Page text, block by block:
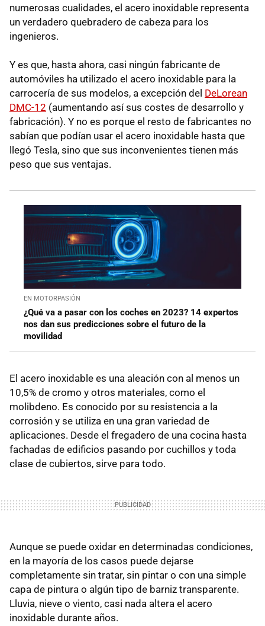
numerosas cualidades, el acero inoxidable representa
un verdadero quebradero de cabeza para los
ingenieros.
Y es que, hasta ahora, casi ningún fabricante de
automóviles ha utilizado el acero inoxidable para la
carrocería de sus modelos, a excepción del DeLorean
DMC-12 (aumentando así sus costes de desarrollo y
fabricación). Y no es porque el resto de fabricantes no
sabían que podían usar el acero inoxidable hasta que
llegó Tesla, sino que sus inconvenientes tienen más
peso que sus ventajas.
EN MOTORPASIÓN
¿Qué va a pasar con los coches en 2023? 14 expertos
nos dan sus predicciones sobre el futuro de la
movilidad
El acero inoxidable es una aleación con al menos un
10,5% de cromo y otros materiales, como el
molibdeno. Es conocido por su resistencia a la
corrosión y se utiliza en una gran variedad de
aplicaciones. Desde el fregadero de una cocina hasta
fachadas de edificios pasando por cuchillos y toda
clase de cubiertos, sirve para todo.
Aunque se puede oxidar en determinadas condiciones,
en la mayoría de los casos puede dejarse
completamente sin tratar, sin pintar o con una simple
capa de pintura o algún tipo de barniz transparente.
Lluvia, nieve o viento, casi nada altera el acero
inoxidable durante años.